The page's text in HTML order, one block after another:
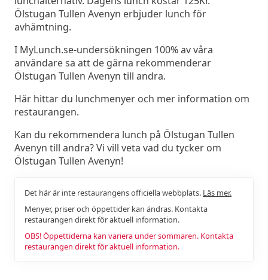
Ölstugan Tullen Avenyn erbjuder lunch för
avhämtning.
I MyLunch.se-undersökningen 100% av våra
användare sa att de gärna rekommenderar
Ölstugan Tullen Avenyn till andra.
Här hittar du lunchmenyer och mer information om
restaurangen.
Kan du rekommendera lunch på Ölstugan Tullen
Avenyn till andra? Vi vill veta vad du tycker om
Ölstugan Tullen Avenyn!
Det här är inte restaurangens officiella webbplats. Läs mer.
Menyer, priser och öppettider kan ändras. Kontakta
restaurangen direkt för aktuell information.
OBS! Öppettiderna kan variera under sommaren. Kontakta
restaurangen direkt för aktuell information.